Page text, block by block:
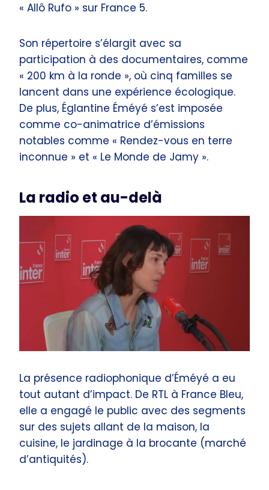
« Allô Rufo » sur France 5.
Son répertoire s’élargit avec sa
participation à des documentaires, comme
« 200 km à la ronde », où cinq familles se
lancent dans une expérience écologique.
De plus, Églantine Éméyé s’est imposée
comme co-animatrice d’émissions
notables comme « Rendez-vous en terre
inconnue » et « Le Monde de Jamy ».
La radio et au-delà
La présence radiophonique d’Éméyé a eu
tout autant d’impact. De RTL à France Bleu,
elle a engagé le public avec des segments
sur des sujets allant de la maison, la
cuisine, le jardinage à la brocante (marché
d’antiquités).